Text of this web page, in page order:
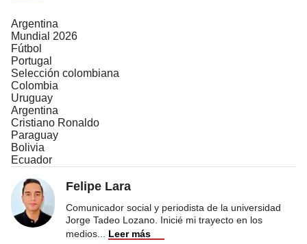
Argentina
Mundial 2026
Fútbol
Portugal
Selección colombiana
Colombia
Uruguay
Argentina
Cristiano Ronaldo
Paraguay
Bolivia
Ecuador
Felipe Lara
Comunicador social y periodista de la universidad
Jorge Tadeo Lozano. Inicié mi trayecto en los
medios
Leer más